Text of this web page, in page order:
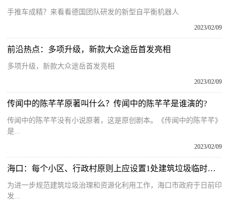
手推车成精？来看看德国团队研发的新型自平衡机器人
2023/02/09
前沿热点：多项升级，新款大众途岳首发亮相
多项升级，新款大众途岳首发亮相
2023/02/09
传闻中的陈芊芊原著叫什么？传闻中的陈芊芊是谁演的?
传闻中的陈芊芊没有小说原著，这是原创剧本。《传闻中的陈芊芊》
是...
2023/02/09
海口：每个小区、行政村原则上应设置1处建筑垃圾临时堆放点
为进一步规范建筑垃圾治理和资源化利用工作，海口市政府于日前印
发...